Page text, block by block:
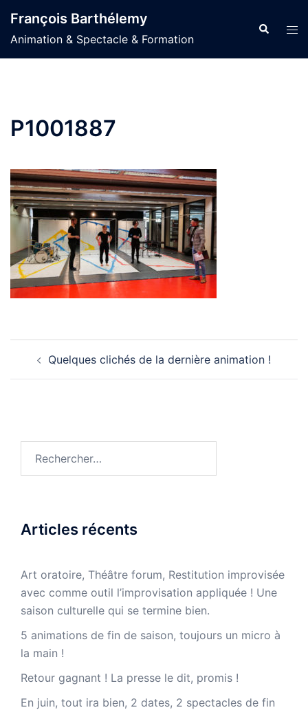
au
contenu
François Barthélemy
Animation & Spectacle & Formation
P1001887
d’articleQuelques clichés de la dernière animation !
Articles récents
Art oratoire, Théâtre forum, Restitution improvisée
avec comme outil l’improvisation appliquée ! Une
saison culturelle qui se termine bien.
5 animations de fin de saison, toujours un micro à
la main !
Retour gagnant ! La presse le dit, promis !
En juin, tout ira bien, 2 dates, 2 spectacles de fin